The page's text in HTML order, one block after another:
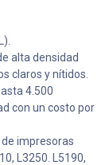
alta densidad
claros y nítidos.
4.500
con un costo por
impresoras
L3250. L5190,